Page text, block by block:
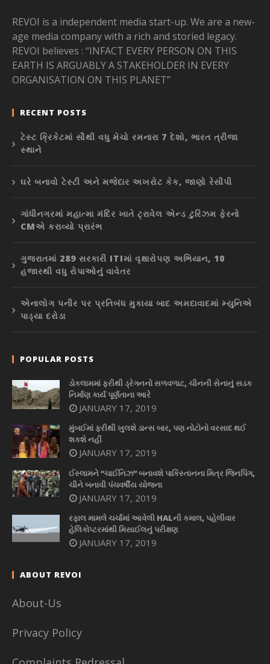
REVOI is a independent media start-up. We are a new-
age media company with a rich and storied legacy.
REVOI believes : “INFACT EVERY PERSON ON THIS
EARTH IS ARGUABLY A STAKEHOLDER IN EVERY
ORGANISATION ON THIS PLANET”
RECENT POSTS
ટેસ્ટ ક્રિકેટમાં સૌથી વધુ મેચો રમનારા 7 દેશો, ભારત ત્રીજા
સ્થાને
ઘરે બનાવો ટેસ્ટી અને મજેદાર અખરોટ કેક, જાણો રેસીપી
ગાંધીનગરમાં મહાત્મા મંદિર ખાતે ટ્રાવેલ એન્ડ ટુરિઝમ ફેરનો
CMએ કરાવ્યો પ્રારંભ
ગુજરાતમાં 289 સરકારી ITIમાં વૃક્ષારોપણ અભિયાન, 10
હજારથી વધુ રોપાઓનું વાવેતર
એનાલોગ પનીર પર પ્રતિબંધ મુકાયા બાદ અમદાવાદમાં મ્યુનિએ
પાડ્યા દરોડા
POPULAR POSTS
ડોકલામમાં ફરીથી ડ્રેગનનો સળવળાટ, ચીનની સેનાનું સડક
નિર્માણ કાર્ય પૂર્ણતાના આરે
JANUARY 17, 2019
મુંબઈમાં ફરીથી ખુલશે ડાન્સ બાર, પણ નોટોનો વરસાદ થઈ
શકશે નહીં
JANUARY 17, 2019
ઈસ્લામને “ચાઈનિઝ” બનાવશે પાકિસ્તાનના મિત્ર જિનપિંગ,
ચીને બનાવી પંચવર્ષીય યોજના
JANUARY 17, 2019
રફાલ મામલે ચર્ચામાં આવેલી HALની કમાલ, પહેલીવાર
હેલિકોપ્ટરમાંથી મિસાઈલનું પરીક્ષણ
JANUARY 17, 2019
ABOUT REVOI
About-Us
Privacy Policy